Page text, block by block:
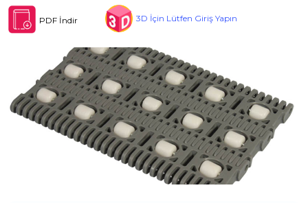
PDF İndir 3D İçin Lütfen Giriş Yapın